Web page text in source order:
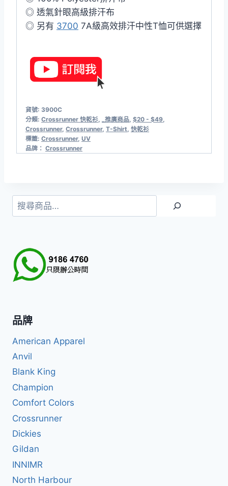
◎ 透氣針眼高級排汗布
◎ 另有 3700 7A級高效排汗中性T恤可供選擇
貨號: 3900C
分類: Crossrunner 快乾衫 _推廣商品 $20 - $49
Crossrunner, Crossrunner, T-Shirt 快乾衫
標籤: Crossrunner, UV
品牌： Crossrunner
搜
尋
品牌
American Apparel
Anvil
Blank King
Champion
Comfort Colors
Crossrunner
Dickies
Gildan
INNIMR
North Harbour